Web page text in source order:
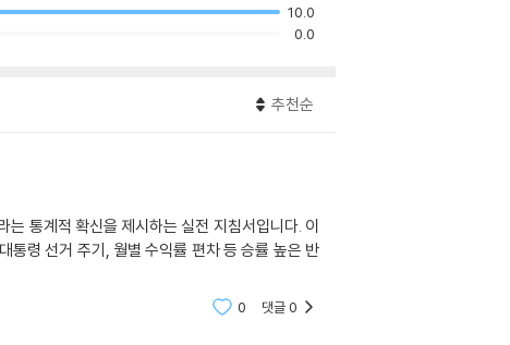
10.0
0.0
추천순
통계적 확신을 제시하는 실전 지침서입니다. 이
통령 선거 주기, 월별 수익률 편차 등 승률 높은 반
0 댓글0